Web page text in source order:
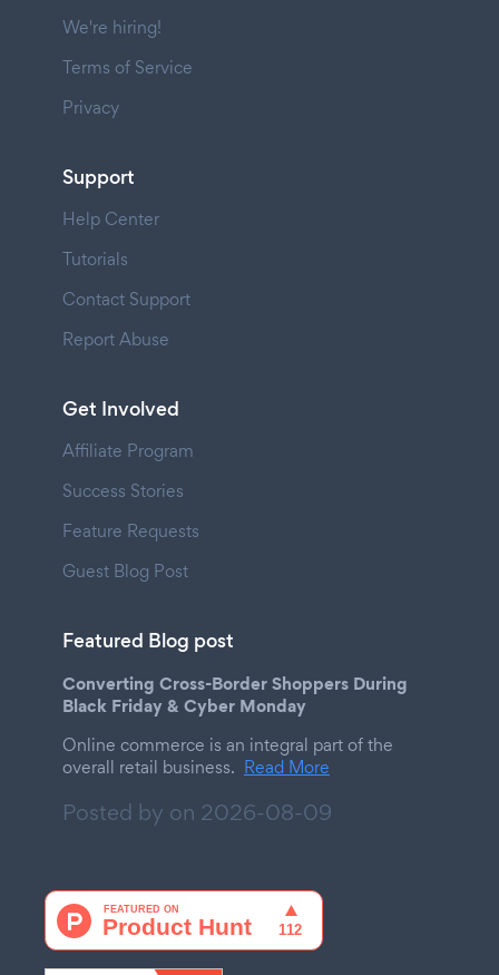
We're hiring!
Terms of Service
Privacy
Support
Help Center
Tutorials
Contact Support
Report Abuse
Get Involved
Affiliate Program
Success Stories
Feature Requests
Guest Blog Post
Featured Blog post
Converting Cross-Border Shoppers During
Black Friday & Cyber Monday
Online commerce is an integral part of the
overall retail business. Read More
Posted by on 2026-08-09